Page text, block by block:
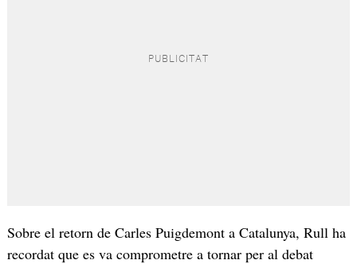
Sobre el retorn de Carles Puigdemont a Catalunya, Rull ha
recordat que es va comprometre a tornar per al debat